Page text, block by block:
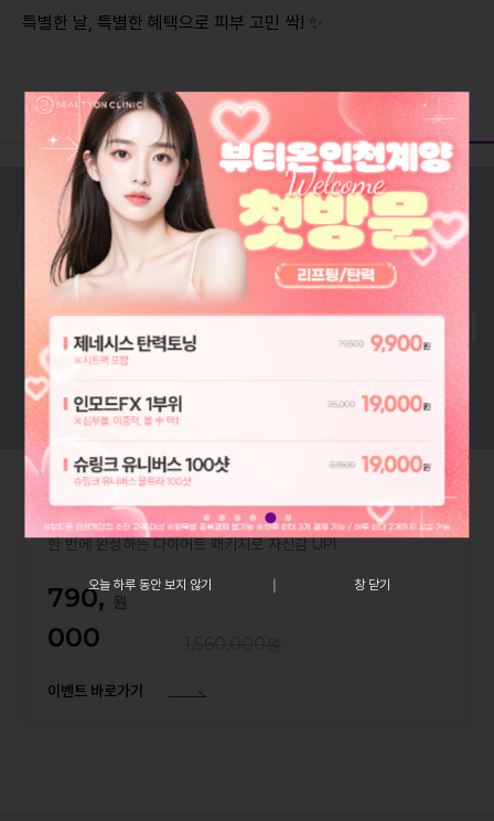
오늘 하루 동안 보지 않기 창 닫기
특별한 날, 특별한 혜택으로 피부 고민 싹! ✨
원데이 화수목 다이어트
다이어트 패키지
효과적인 관리와 특별 혜택으로 건강한 변화,
한 번에 완성하는 다이어트 패키지로 자신감 UP!
790,
000
이벤트 바로가기